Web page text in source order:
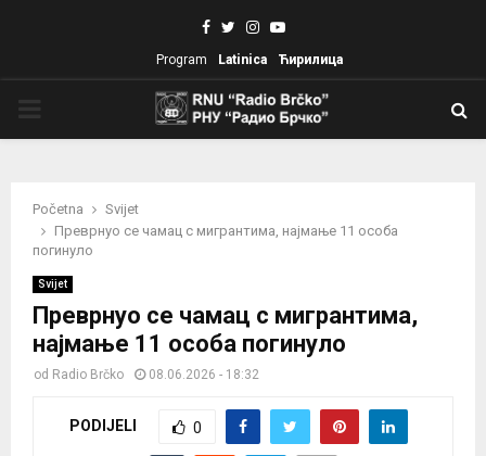
Facebook
TwitterInstagram
Youtube
Program Latinica Ћирилица
Početna
Svijet
Преврнуо се чамац с мигрантима, најмање 11 особа
погинуло
Svijet
Преврнуо се чамац с мигрантима,
најмање 11 особа погинуло
od Radio Brčko 08.06.2026 - 18:32
PODIJELI 0